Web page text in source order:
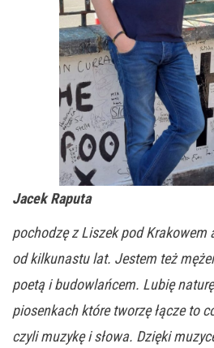
Jacek Raputa
pochodzę z Liszek pod Krakowem
od kilkunastu lat. Jestem też
poetą i budowlańcem. Lubię
piosenkach które tworzę łącze to
czyli muzykę i słowa. Dzięki